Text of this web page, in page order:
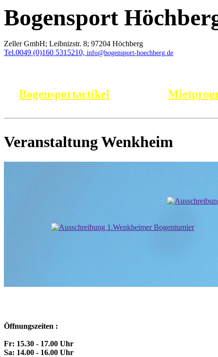
Bogensport
Zeller GmbH; Leibnizstr. 8; 97204 Höchberg
Tel.0049 (0)160 5315210, info@bogensport-hoechberg.de
Bogensportartikel
Veranstaltung Wenkheim
Öffnungszeiten :
Fr: 15.30 - 17.00 Uhr
Sa: 14.00 - 16.00 Uhr